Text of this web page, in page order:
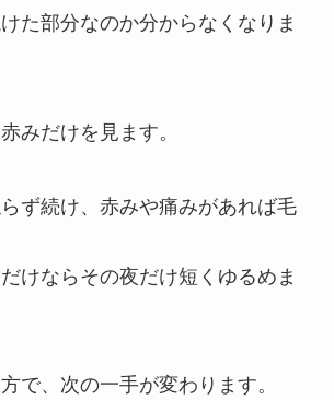
た部分なのか分からなくなりま
みだけを見ます。
ず続け、赤みや痛みがあれば毛
けならその夜だけ短くゆるめま
で、次の一手が変わります。